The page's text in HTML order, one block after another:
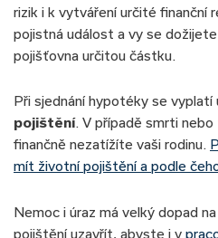
rizik i k vytváření určité finanční
pojistná událost a vy se
pojišťovna určitou částku.
Při sjednání hypotéky se vyplatí
pojištění. V případě smrti
finančně nezatížíte vaši rodinu.
mít životní pojištění a podle
Nemoc i úraz má velký dopad
pojištění uzavřít, abyste i v